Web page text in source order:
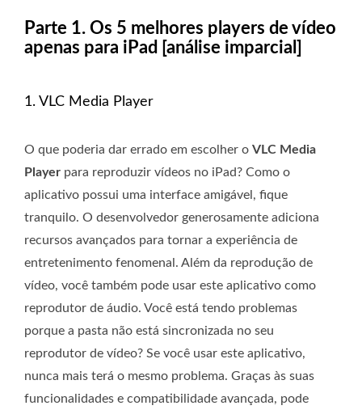
Parte 1. Os 5 melhores players de vídeo
apenas para iPad [análise imparcial]
1. VLC Media Player
O que poderia dar errado em escolher o VLC Media
Player para reproduzir vídeos no iPad? Como o
aplicativo possui uma interface amigável, fique
tranquilo. O desenvolvedor generosamente adiciona
recursos avançados para tornar a experiência de
entretenimento fenomenal. Além da reprodução de
vídeo, você também pode usar este aplicativo como
reprodutor de áudio. Você está tendo problemas
porque a pasta não está sincronizada no seu
reprodutor de vídeo? Se você usar este aplicativo,
nunca mais terá o mesmo problema. Graças às suas
funcionalidades e compatibilidade avançada, pode